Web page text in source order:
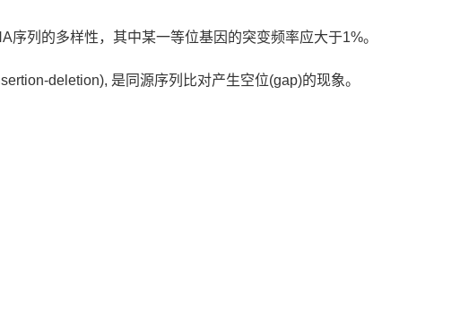
列的多样性，其中某一等位基因的突变频率应大于1%。
deletion), 是同源序列比对产生空位(gap)的现象。